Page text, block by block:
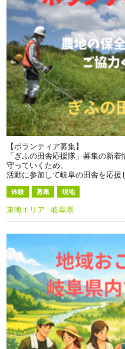
【ボランティア募集】
「ぎふの田舎応援隊」募集の新
守っていくため、
活動に参加して岐阜の田舎を応援
体験 募集 現地
東海エリア 岐阜県